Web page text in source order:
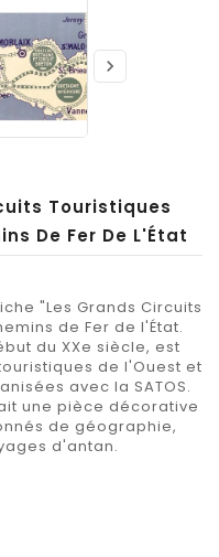

Touristiques
De Fer De L'État
"Les Grands Circuits
de Fer de l'État.
du XXe siècle, est
de l'Ouest et
avec la SATOS.
une pièce décorative
de géographie,
d'antan.